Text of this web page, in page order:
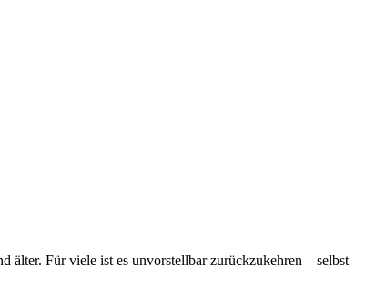
älter. Für viele ist es unvorstellbar zurückzukehren – selbst